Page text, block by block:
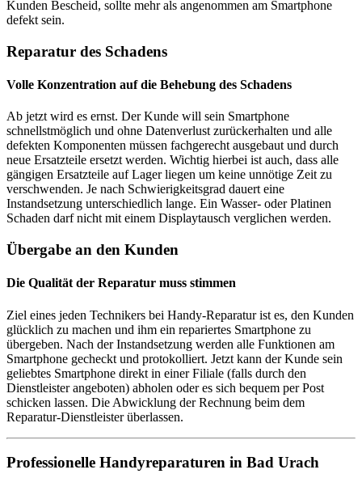
Kunden Bescheid, sollte mehr als angenommen am Smartphone
defekt sein.
Reparatur des Schadens
Volle Konzentration auf die Behebung des Schadens
Ab jetzt wird es ernst. Der Kunde will sein Smartphone
schnellstmöglich und ohne Datenverlust zurückerhalten und alle
defekten Komponenten müssen fachgerecht ausgebaut und durch
neue Ersatzteile ersetzt werden. Wichtig hierbei ist auch, dass alle
gängigen Ersatzteile auf Lager liegen um keine unnötige Zeit zu
verschwenden. Je nach Schwierigkeitsgrad dauert eine
Instandsetzung unterschiedlich lange. Ein Wasser- oder Platinen
Schaden darf nicht mit einem Displaytausch verglichen werden.
Übergabe an den Kunden
Die Qualität der Reparatur muss stimmen
Ziel eines jeden Technikers bei Handy-Reparatur ist es, den Kunden
glücklich zu machen und ihm ein repariertes Smartphone zu
übergeben. Nach der Instandsetzung werden alle Funktionen am
Smartphone gecheckt und protokolliert. Jetzt kann der Kunde sein
geliebtes Smartphone direkt in einer Filiale (falls durch den
Dienstleister angeboten) abholen oder es sich bequem per Post
schicken lassen. Die Abwicklung der Rechnung beim dem
Reparatur-Dienstleister überlassen.
Professionelle Handyreparaturen in Bad Urach